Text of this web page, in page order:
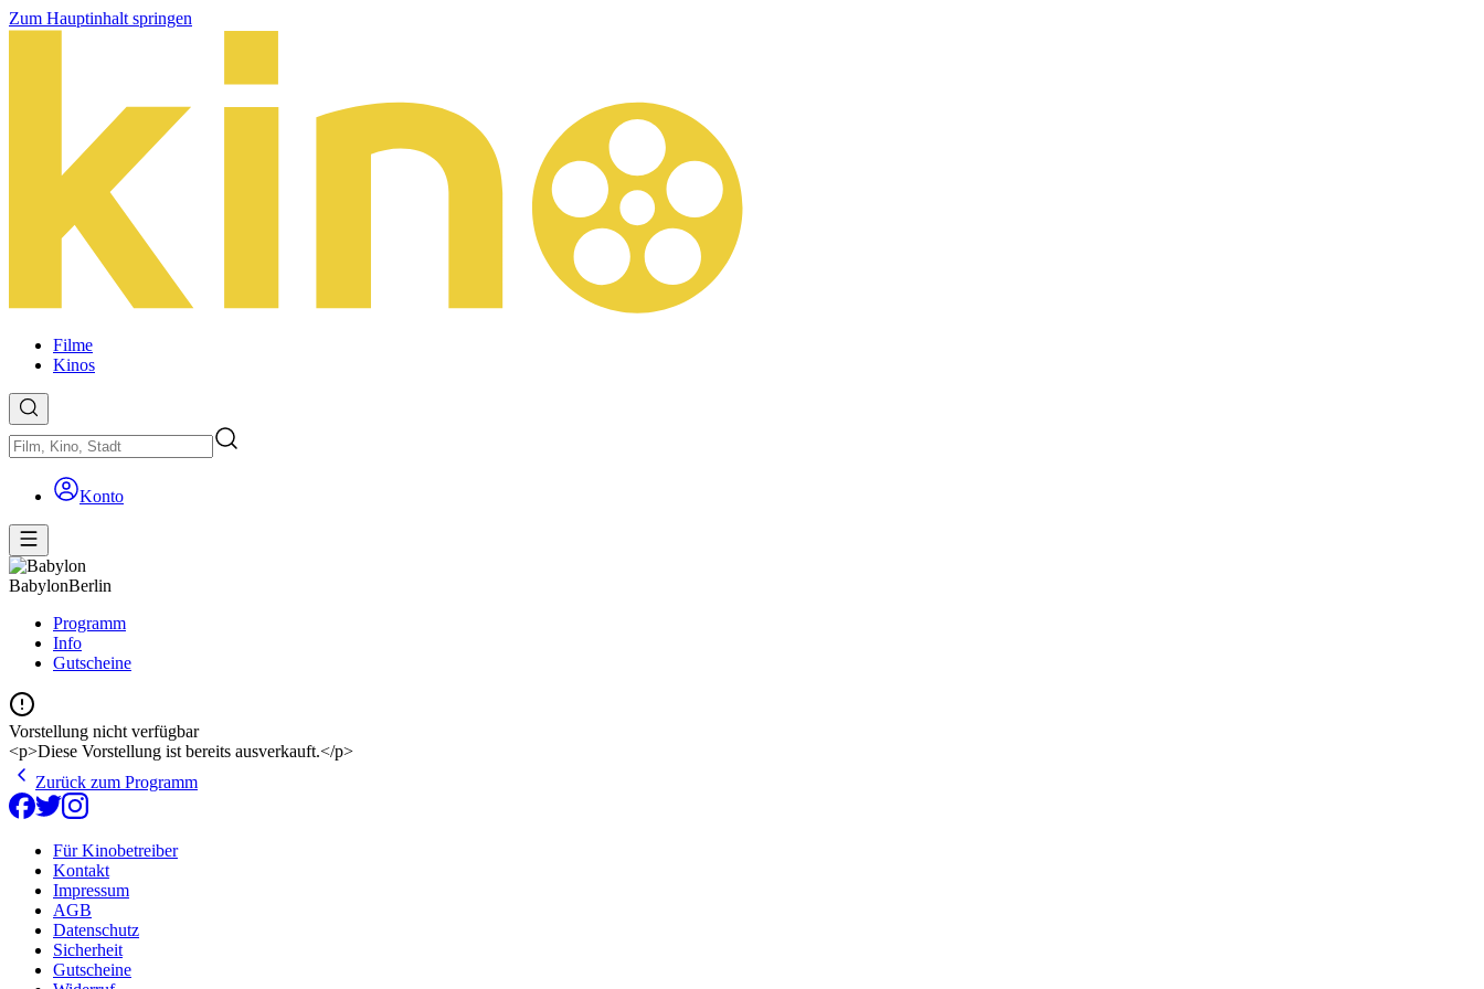
Zum Hauptinhalt springen
Filme
Kinos
Konto
BabylonBerlin
Programm
Info
Gutscheine
Vorstellung nicht verfügbar
<p>Diese Vorstellung ist bereits ausverkauft.</p>
Zurück zum Programm
Für Kinobetreiber
Kontakt
Impressum
AGB
Datenschutz
Sicherheit
Gutscheine